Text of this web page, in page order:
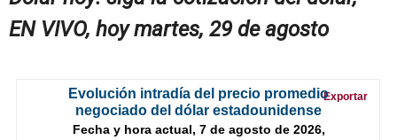
EN VIVO, hoy martes, 29 de agosto